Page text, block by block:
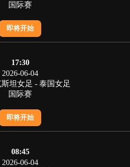
国际赛
即将开始
17:30
2026-06-04
坦女足 - 泰国女足
国际赛
即将开始
08:45
2026-06-04